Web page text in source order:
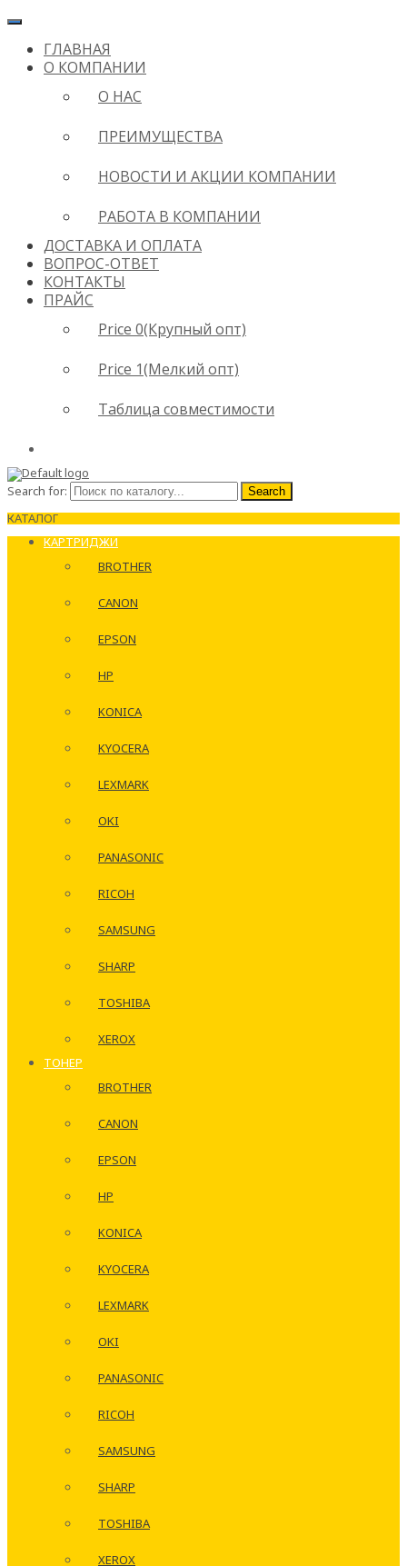
ГЛАВНАЯ
О КОМПАНИИ
О НАС
ПРЕИМУЩЕСТВА
НОВОСТИ И АКЦИИ КОМПАНИИ
РАБОТА В КОМПАНИИ
ДОСТАВКА И ОПЛАТА
ВОПРОС-ОТВЕТ
КОНТАКТЫ
ПРАЙС
Price 0(Крупный опт)
Price 1(Мелкий опт)
Таблица совместимости
Search for: Search
КАТАЛОГ
КАРТРИДЖИ
BROTHER
CANON
EPSON
HP
KONICA
KYOCERA
LEXMARK
OKI
PANASONIC
RICOH
SAMSUNG
SHARP
TOSHIBA
XEROX
ТОНЕР
BROTHER
CANON
EPSON
HP
KONICA
KYOCERA
LEXMARK
OKI
PANASONIC
RICOH
SAMSUNG
SHARP
TOSHIBA
XEROX